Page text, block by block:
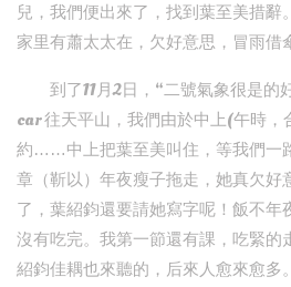
兒，我們便出來了，找到葉至美措辭
家里有蕭太太在，欠好意思，冒雨借
到了11月2日，“二號氣象很是
car 往天平山，我們由於中上(午時，
約……中上把葉至美叫住，等我們一
章（靳以）年夜瘦子拖走，她真欠好
了，葉紹鈞還要請她寫字呢！飯不年
沒有吃完。我第一節還有課，吃緊的
紹鈞佳耦也來聽的，后來人愈來愈多